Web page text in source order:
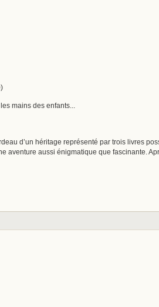
mains des enfants...
d’un héritage représenté par trois livres
aventure aussi énigmatique que fascinante.